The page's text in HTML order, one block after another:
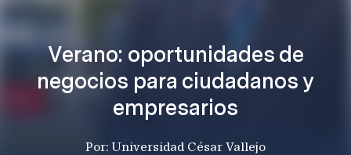
Verano: oportunidades de
negocios para ciudadanos y
empresarios
Por: Universidad César Vallejo